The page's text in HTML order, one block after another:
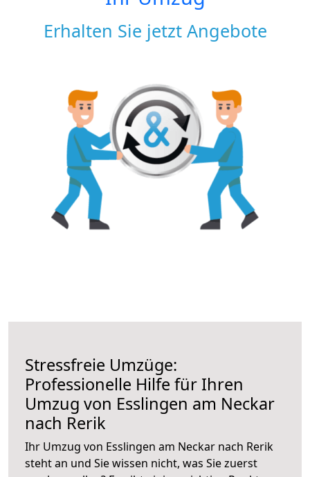
Erhalten Sie jetzt Angebote
Stressfreie Umzüge:
Professionelle Hilfe für Ihren
Umzug von Esslingen am Neckar
nach Rerik
Ihr Umzug von Esslingen am Neckar nach Rerik
steht an und Sie wissen nicht, was Sie zuerst